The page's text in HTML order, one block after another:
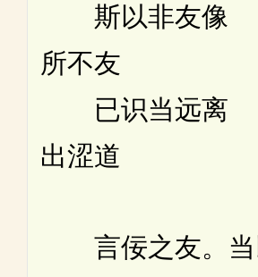
斯以非友像
所不友
已识当远离
出涩道
言佞之友。当